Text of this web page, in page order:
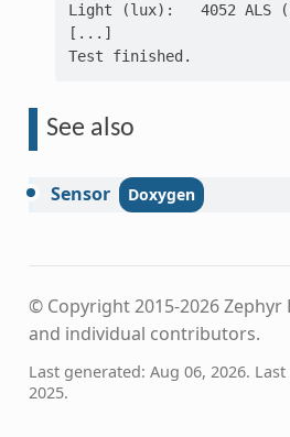
Light (lux):   4052
[...]
Test finished.
See also
Sensor
© Copyright 2015-2026
and individual contributors.
Last generated: Aug 06, 2026.
2025.